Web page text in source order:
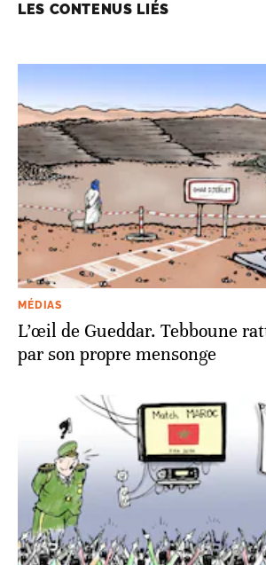
LES CONTENUS LIÉS
MÉDIAS
L’œil de Gueddar. Tebboune
par son propre mensonge